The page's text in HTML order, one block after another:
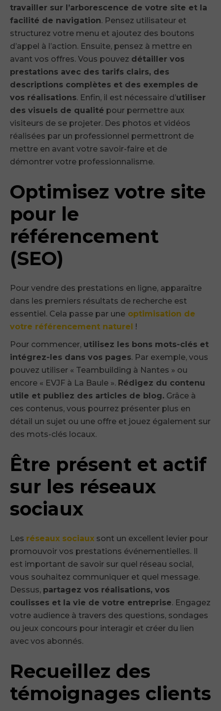
travailler sur l’arborescence de votre site et la
facilité de navigation. Pensez utilisateur et
structurez votre menu et ajoutez des boutons
d’appel à l’action. Ensuite, pensez à mettre en
avant vos offres. Vous pouvez détailler vos
prestations avec des tarifs clairs, des
descriptions complètes et des exemples de
vos réalisations. Enfin, il est nécessaire d’utiliser
des visuels de qualité pour permettre aux
visiteurs de se projeter. Des photos et vidéos
réalisées par un professionnel permettront de
mettre en avant votre savoir-faire et de
démontrer votre professionnalisme.
Optimisez votre site
pour le
référencement
(SEO)
Pour vendre des prestations en ligne, apparaître
dans les premiers résultats de recherche est
essentiel. Cela passe par une optimisation de
votre référencement naturel !
Pour commencer, utilisez les bons mots-clés et
intégrez-les dans vos pages. Par exemple, vous
pouvez utiliser « Teambuilding à Nantes » ou
encore « EVJF à La Baule ». Rédigez du contenu
utile et publiez des articles de blog. Grâce à
ces contenus, vous pourrez présenter plus en
détail un sujet ou une offre et jouez également sur
des mots-clés locaux.
Être présent et actif
sur les réseaux
sociaux
Les réseaux sociaux sont un excellent levier pour
promouvoir vos prestations événementielles. Il
est important de savoir sur quel réseau social,
vous souhaitez communiquer et quel message.
Dessus, partagez vos réalisations, vos
coulisses et la vie de votre entreprise. Engagez
votre audience à travers des questions, sondages
ou jeux concours pour interagir et créer du lien
avec vos abonnés.
Recueillez des
témoignages clients